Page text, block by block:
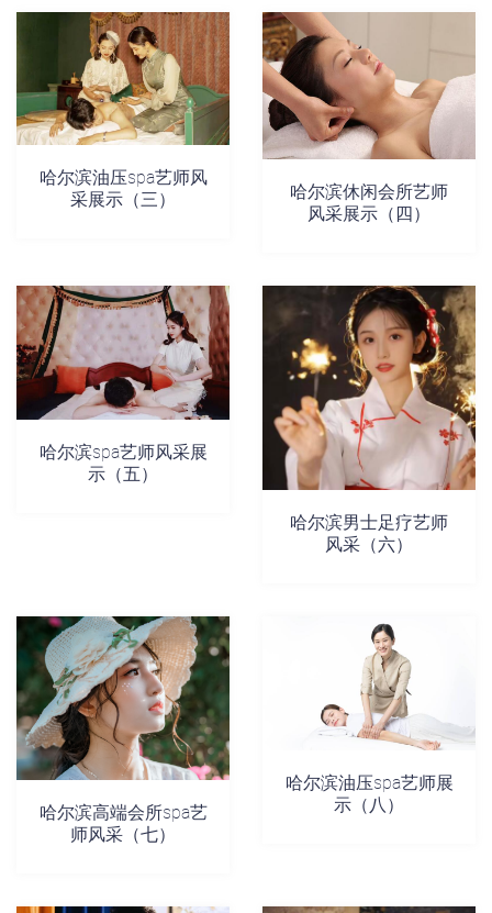
哈尔滨油压spa艺师风
采展示（三）
哈尔滨休闲会所艺师
风采展示（四）
哈尔滨spa艺师风采展
示（五）
哈尔滨男士足疗艺师
风采（六）
哈尔滨高端会所spa艺
师风采（七）
哈尔滨油压spa艺师展
示（八）